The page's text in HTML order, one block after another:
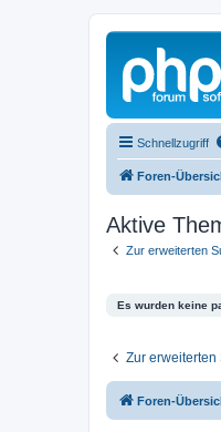
Schnellzugriff
Foren-
Aktive
Zur erweiterten
Es wurden keine
Zur erweiterten
Foren-